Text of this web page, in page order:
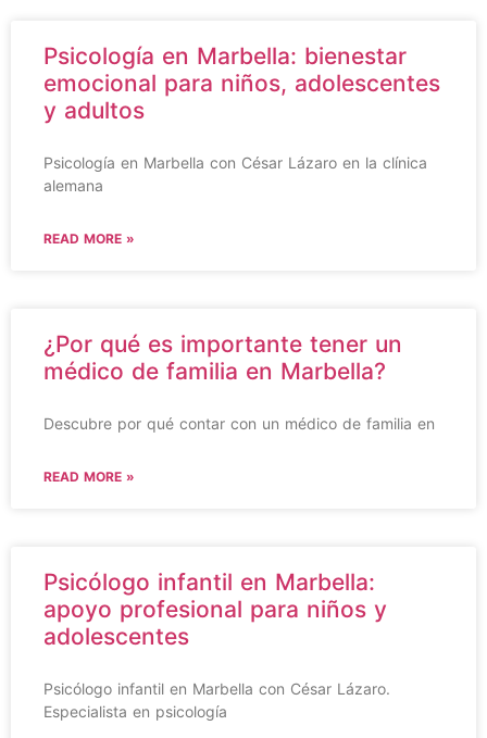
Psicología en Marbella: bienestar
emocional para niños, adolescentes
y adultos
Psicología en Marbella con César Lázaro en la clínica
alemana
READ MORE »
¿Por qué es importante tener un
médico de familia en Marbella?
Descubre por qué contar con un médico de familia en
READ MORE »
Psicólogo infantil en Marbella:
apoyo profesional para niños y
adolescentes
Psicólogo infantil en Marbella con César Lázaro.
Especialista en psicología